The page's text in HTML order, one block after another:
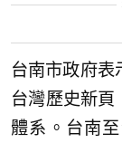
台南市政府表
台灣歷史新
體系。台南